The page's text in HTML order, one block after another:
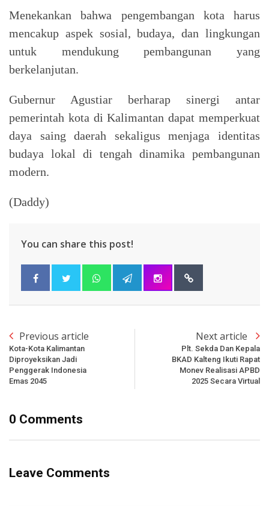
Menekankan bahwa pengembangan kota harus
mencakup aspek sosial, budaya, dan lingkungan
untuk mendukung pembangunan yang
berkelanjutan.
Gubernur Agustiar berharap sinergi antar
pemerintah kota di Kalimantan dapat memperkuat
daya saing daerah sekaligus menjaga identitas
budaya lokal di tengah dinamika pembangunan
modern.
(Daddy)
You can share this post!
Previous article
Kota-Kota Kalimantan
Diproyeksikan Jadi
Penggerak Indonesia
Emas 2045
Next article
Plt. Sekda Dan Kepala
BKAD Kalteng Ikuti Rapat
Monev Realisasi APBD
2025 Secara Virtual
0 Comments
Leave Comments